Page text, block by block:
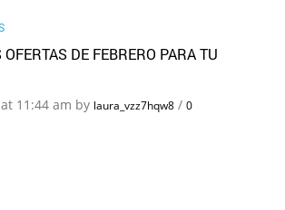
DE FEBRERO PARA TU
11:44 am by laura_vzz7hqw8 / 0